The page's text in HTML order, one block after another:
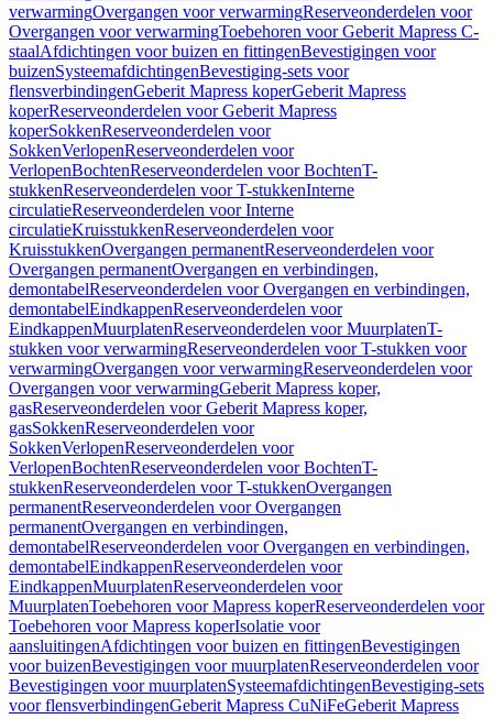
verwarmingOvergangen voor verwarmingReserveonderdelen voor
Overgangen voor verwarmingToebehoren voor Geberit Mapress C-
staalAfdichtingen voor buizen en fittingenBevestigingen voor
buizenSysteemafdichtingenBevestiging-sets voor
flensverbindingenGeberit Mapress koperGeberit Mapress
koperReserveonderdelen voor Geberit Mapress
koperSokkenReserveonderdelen voor
SokkenVerlopenReserveonderdelen voor
VerlopenBochtenReserveonderdelen voor BochtenT-
stukkenReserveonderdelen voor T-stukkenInterne
circulatieReserveonderdelen voor Interne
circulatieKruisstukkenReserveonderdelen voor
KruisstukkenOvergangen permanentReserveonderdelen voor
Overgangen permanentOvergangen en verbindingen,
demontabelReserveonderdelen voor Overgangen en verbindingen,
demontabelEindkappenReserveonderdelen voor
EindkappenMuurplatenReserveonderdelen voor MuurplatenT-
stukken voor verwarmingReserveonderdelen voor T-stukken voor
verwarmingOvergangen voor verwarmingReserveonderdelen voor
Overgangen voor verwarmingGeberit Mapress koper,
gasReserveonderdelen voor Geberit Mapress koper,
gasSokkenReserveonderdelen voor
SokkenVerlopenReserveonderdelen voor
VerlopenBochtenReserveonderdelen voor BochtenT-
stukkenReserveonderdelen voor T-stukkenOvergangen
permanentReserveonderdelen voor Overgangen
permanentOvergangen en verbindingen,
demontabelReserveonderdelen voor Overgangen en verbindingen,
demontabelEindkappenReserveonderdelen voor
EindkappenMuurplatenReserveonderdelen voor
MuurplatenToebehoren voor Mapress koperReserveonderdelen voor
Toebehoren voor Mapress koperIsolatie voor
aansluitingenAfdichtingen voor buizen en fittingenBevestigingen
voor buizenBevestigingen voor muurplatenReserveonderdelen voor
Bevestigingen voor muurplatenSysteemafdichtingenBevestiging-sets
voor flensverbindingenGeberit Mapress CuNiFeGeberit Mapress